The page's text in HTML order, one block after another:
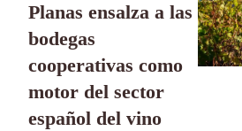
Planas ensalza a las
bodegas
cooperativas como
motor del sector
español del vino